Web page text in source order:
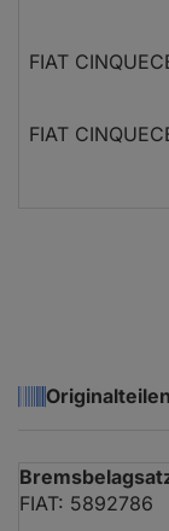
FIAT
FIAT
FIAT: 5892786